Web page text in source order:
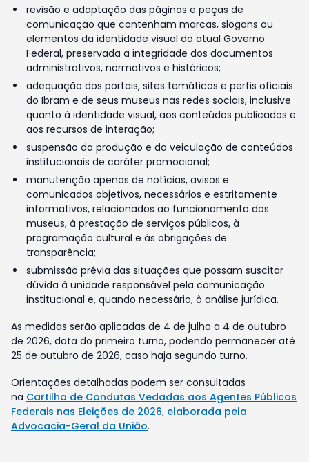
revisão e adaptação das páginas e peças de
comunicação que contenham marcas, slogans ou
elementos da identidade visual do atual Governo
Federal, preservada a integridade dos documentos
administrativos, normativos e históricos;
adequação dos portais, sites temáticos e perfis oficiais
do Ibram e de seus museus nas redes sociais, inclusive
quanto à identidade visual, aos conteúdos publicados e
aos recursos de interação;
suspensão da produção e da veiculação de conteúdos
institucionais de caráter promocional;
manutenção apenas de notícias, avisos e
comunicados objetivos, necessários e estritamente
informativos, relacionados ao funcionamento dos
museus, à prestação de serviços públicos, à
programação cultural e às obrigações de
transparência;
submissão prévia das situações que possam suscitar
dúvida à unidade responsável pela comunicação
institucional e, quando necessário, à análise jurídica.
As medidas serão aplicadas de 4 de julho a 4 de outubro
de 2026, data do primeiro turno, podendo permanecer até
25 de outubro de 2026, caso haja segundo turno.
Orientações detalhadas podem ser consultadas
na Cartilha de Condutas Vedadas aos Agentes Públicos
Federais nas Eleições de 2026, elaborada pela
Advocacia-Geral da União.